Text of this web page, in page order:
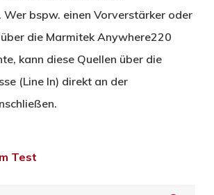
Wer bspw. einen Vorverstärker oder
die Marmitek Anywhere220
kann diese Quellen über die
(Line In) direkt an der
Test